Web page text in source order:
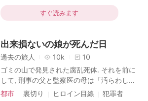
断じ, 電話を一方的に切った. 数分後, 私はお
腹の子と共に爆死した. 皮肉にも, 私の黒焦げ
前の肉塊が, かつて愛した女だとは露知らず,
私が大切にしていた彼からのプレゼントを
「身元不明の安物」として証拠品袋に放り込
んだ. 「妊娠3ヶ月. 母子ともに即死か, 気の毒
に」 彼は淡々と死因を告げ, 私の両親からの
捜索願いさえも「ただの家出だ」と鼻で笑い,
切ない
すぐ読みます
出来損ないの娘が死んだ日
過去の旅人 10k
10
ゴミの山で発見された腐乱死体. それを前に
して, 刑事の父と監察医の母は「汚らわし
い」と顔をしかめた. 彼らは気づいていなか
都市 裏切り ヒロイン目線
犯罪者